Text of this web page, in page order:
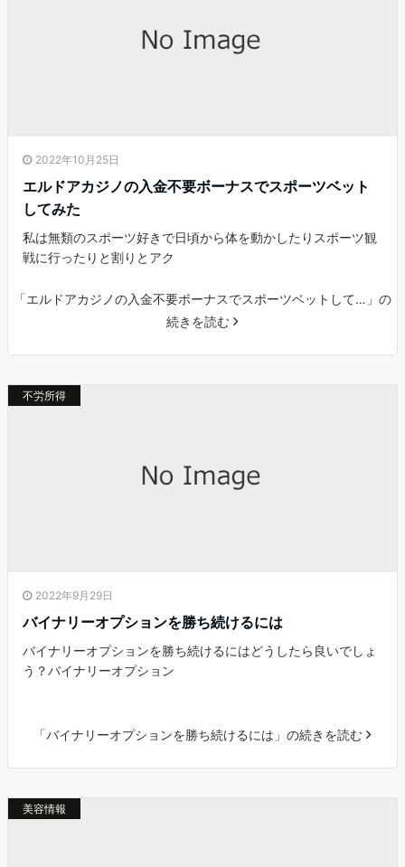
2022年10月25日
エルドアカジノの入金不要ボーナスでスポーツベット
してみた
私は無類のスポーツ好きで日頃から体を動かしたりスポーツ観
戦に行ったりと割りとアク
「エルドアカジノの入金不要ボーナスでスポーツベットして…」の
続きを読む
不労所得
2022年9月29日
バイナリーオプションを勝ち続けるには
バイナリーオプションを勝ち続けるにはどうしたら良いでしょ
う？バイナリーオプション
「バイナリーオプションを勝ち続けるには」の続きを読む
美容情報